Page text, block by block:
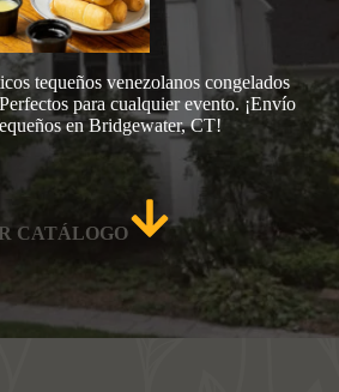
tequeños venezolanos congelados
para cualquier evento. ¡Envío
en Bridgewater, CT!
CATÁLOGO